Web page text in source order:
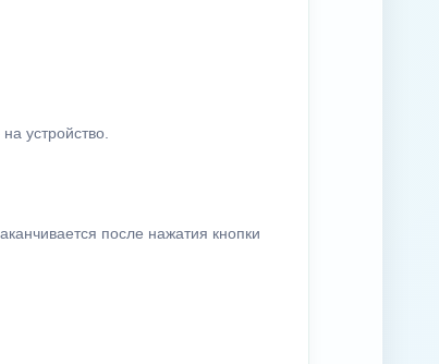
устройство.
после нажатия кнопки